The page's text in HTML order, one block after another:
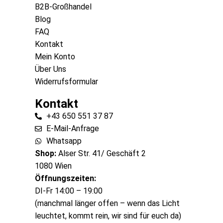
B2B-Großhandel
Blog
FAQ
Kontakt
Mein Konto
Über Uns
Widerrufsformular
Kontakt
+43 650 551 37 87
E-Mail-Anfrage
Whatsapp
Shop: Alser Str. 41/ Geschäft 2
1080 Wien
Öffnungszeiten:
DI-Fr 14:00 – 19:00
(manchmal länger offen – wenn das Licht
leuchtet, kommt rein, wir sind für euch da)